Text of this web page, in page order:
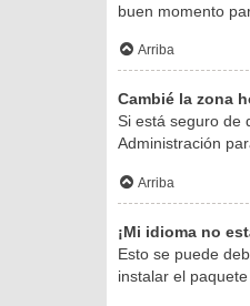
buen momento
Arriba
Cambié la zona
Si está seguro de
Administración
Arriba
¡Mi idioma no
Esto se puede
instalar el